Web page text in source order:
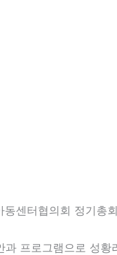
센터협의회 정기총
프로그램으로 성황